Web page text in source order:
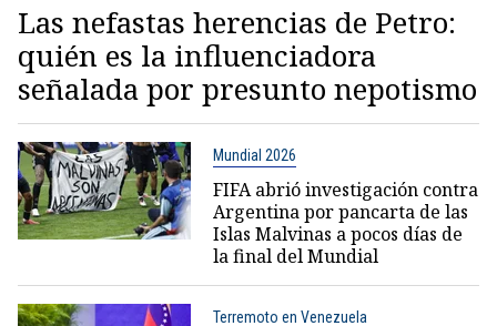
Las nefastas herencias de Petro:
quién es la influenciadora
señalada por presunto nepotismo
Mundial 2026
FIFA abrió investigación contra
Argentina por pancarta de las
Islas Malvinas a pocos días de
la final del Mundial
Terremoto en Venezuela